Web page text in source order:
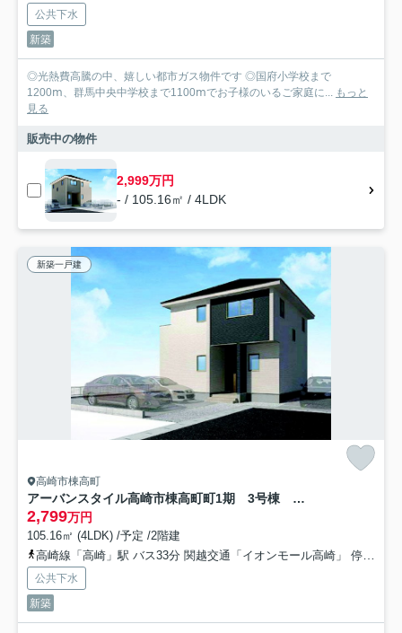
公共下水
新築
◎光熱費高騰の中、嬉しい都市ガス物件です ◎国府小学校まで
1200ⅿ、群馬中央中学校まで1100ⅿでお子様のいるご家庭に... もっと
見る
販売中の物件
2,999万円
- / 105.16㎡ / 4LDK
新築一戸建
高崎市棟高町
アーバンスタイル高崎市棟高町町1期 3号棟 新築住宅
2,799万円
105.16㎡ (4LDK) /予定 /2階建
高崎線「高崎」駅 バス33分 関越交通「イオンモール高崎」 停歩11分
公共下水
新築